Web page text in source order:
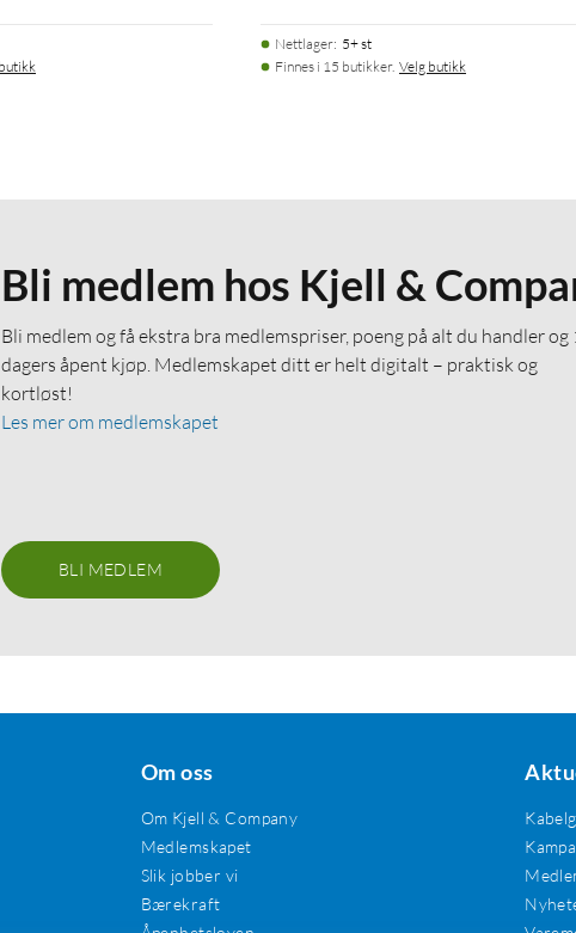
Nettlager: 5+ st
Finnes i 15 butikker. Velg butikk
Bli medlem hos Kjell &
Bli medlem og få ekstra bra medlemspriser, poeng på alt du handler og
dagers åpent kjøp. Medlemskapet ditt er helt digitalt – praktisk og
kortløst!
Les mer om medlemskapet
BLI MEDLEM
Om oss
Om Kjell & Company
Medlemskapet
Slik jobber vi
Bærekraft